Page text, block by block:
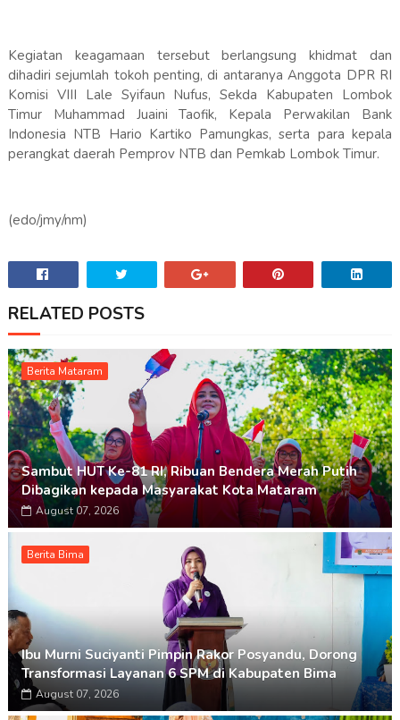
Kegiatan keagamaan tersebut berlangsung khidmat dan
dihadiri sejumlah tokoh penting, di antaranya Anggota DPR RI
Komisi VIII Lale Syifaun Nufus, Sekda Kabupaten Lombok
Timur Muhammad Juaini Taofik, Kepala Perwakilan Bank
Indonesia NTB Hario Kartiko Pamungkas, serta para kepala
perangkat daerah Pemprov NTB dan Pemkab Lombok Timur.
(edo/jmy/nm)
RELATED POSTS
Berita Mataram
Sambut HUT Ke-81 RI, Ribuan Bendera Merah Putih
Dibagikan kepada Masyarakat Kota Mataram
August 07, 2026
Berita Bima
Ibu Murni Suciyanti Pimpin Rakor Posyandu, Dorong
Transformasi Layanan 6 SPM di Kabupaten Bima
August 07, 2026